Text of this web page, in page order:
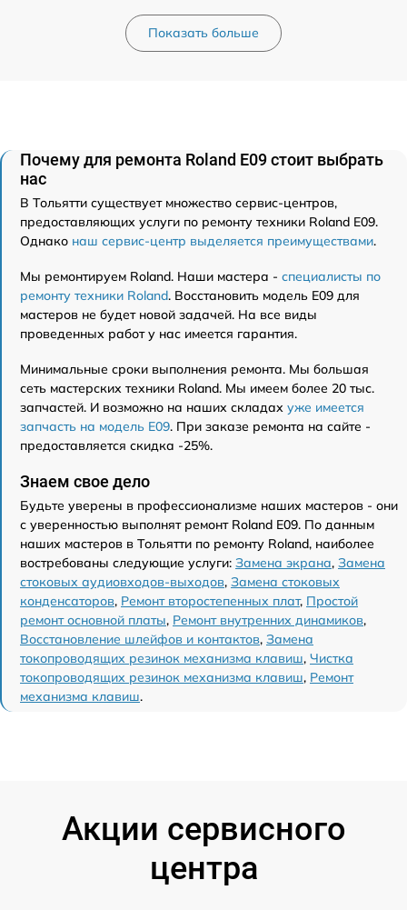
Показать больше
Почему для ремонта Roland E09 стоит выбрать
нас
В Тольятти существует множество сервис-центров,
предоставляющих услуги по ремонту техники Roland E09.
Однако наш сервис-центр выделяется преимуществами.
Мы ремонтируем Roland. Наши мастера - специалисты по
ремонту техники Roland. Восстановить модель E09 для
мастеров не будет новой задачей. На все виды
проведенных работ у нас имеется гарантия.
Минимальные сроки выполнения ремонта. Мы большая
сеть мастерских техники Roland. Мы имеем более 20 тыс.
запчастей. И возможно на наших складах уже имеется
запчасть на модель E09. При заказе ремонта на сайте -
предоставляется скидка -25%.
Знаем свое дело
Будьте уверены в профессионализме наших мастеров - они
с уверенностью выполнят ремонт Roland E09. По данным
наших мастеров в Тольятти по ремонту Roland, наиболее
востребованы следующие услуги: Замена экрана, Замена
стоковых аудиовходов-выходов, Замена стоковых
конденсаторов, Ремонт второстепенных плат, Простой
ремонт основной платы, Ремонт внутренних динамиков,
Восстановление шлейфов и контактов, Замена
токопроводящих резинок механизма клавиш, Чистка
токопроводящих резинок механизма клавиш, Ремонт
механизма клавиш.
Акции сервисного
центра